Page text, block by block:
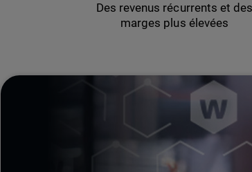
Des revenus récurrents et des
marges plus élevées